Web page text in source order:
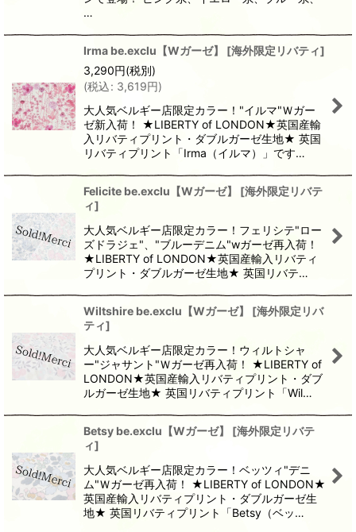
…
Irma be.exclu【Wガーゼ】 [海外限定リバティ]
3,290円(税別)
(税込: 3,619円)
大人気ベルギー店限定カラー！"イルマ"Ｗガー
ゼ新入荷！ ★LIBERTY of LONDON★英国産輸
入リバティプリント・ダブルガーゼ生地★ 英国
リバティプリント「Irma（イルマ）」です…
Felicite be.exclu【Wガーゼ】 [海外限定リバテ
ィ]
大人気ベルギー店限定カラー！フェリシテ"ロー
ズドラジェ"、"ブルーデニム"wガーゼ再入荷！
★LIBERTY of LONDON★英国産輸入リバティ
プリント・ダブルガーゼ生地★ 英国リバテ…
Wiltshire be.exclu【Wガーゼ】 [海外限定リバ
ティ]
大人気ベルギー店限定カラー！ウィルトシャ
ー"ジャサント"Ｗガーゼ再入荷！ ★LIBERTY of
LONDON★英国産輸入リバティプリント・ダブ
ルガーゼ生地★ 英国リバティプリント「Wil…
Betsy be.exclu【Wガーゼ】 [海外限定リバテ
ィ]
大人気ベルギー店限定カラー！ベッツィ"デニ
ム"Ｗガーゼ再入荷！ ★LIBERTY of LONDON★
英国産輸入リバティプリント・ダブルガーゼ生
地★ 英国リバティプリント「Betsy（ベッ…